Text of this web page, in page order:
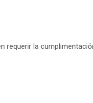
requerir la